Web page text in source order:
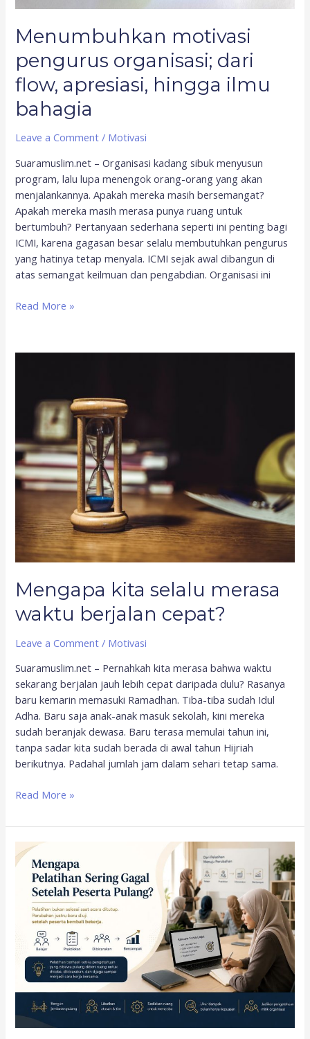
Menumbuhkan motivasi
pengurus organisasi; dari
flow, apresiasi, hingga ilmu
bahagia
Leave a Comment / Motivasi
Suaramuslim.net – Organisasi kadang sibuk menyusun
program, lalu lupa menengok orang-orang yang akan
menjalankannya. Apakah mereka masih bersemangat?
Apakah mereka masih merasa punya ruang untuk
bertumbuh? Pertanyaan sederhana seperti ini penting bagi
ICMI, karena gagasan besar selalu membutuhkan pengurus
yang hatinya tetap menyala. ICMI sejak awal dibangun di
atas semangat keilmuan dan pengabdian. Organisasi ini
Read More »
Mengapa kita selalu merasa
waktu berjalan cepat?
Leave a Comment / Motivasi
Suaramuslim.net – Pernahkah kita merasa bahwa waktu
sekarang berjalan jauh lebih cepat daripada dulu? Rasanya
baru kemarin memasuki Ramadhan. Tiba-tiba sudah Idul
Adha. Baru saja anak-anak masuk sekolah, kini mereka
sudah beranjak dewasa. Baru terasa memulai tahun ini,
tanpa sadar kita sudah berada di awal tahun Hijriah
berikutnya. Padahal jumlah jam dalam sehari tetap sama.
merasa
waktu
berjalan
cepat?
Read More »
Ini
alasan
pelatihan
sering
gagal
setelah
peserta
pulang